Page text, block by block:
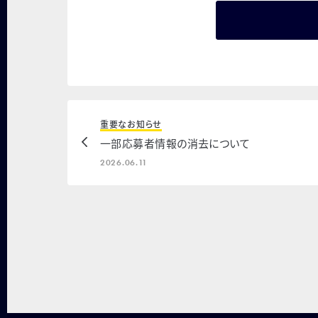
重要なお知らせ
一部応募者情報の消去について
2026.06.11